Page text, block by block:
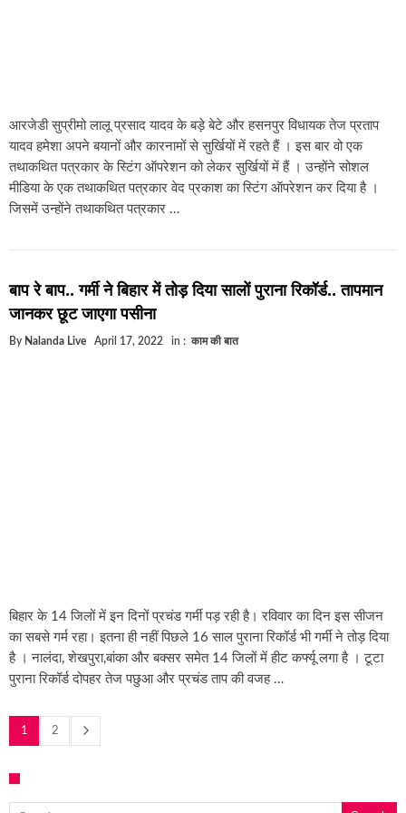
आरजेडी सुप्रीमो लालू प्रसाद यादव के बड़े बेटे और हसनपुर विधायक तेज प्रताप
यादव हमेशा अपने बयानों और कारनामों से सुर्खियों में रहते हैं । इस बार वो एक
तथाकथित पत्रकार के स्टिंग ऑपरेशन को लेकर सुर्खियों में हैं । उन्होंने सोशल
मीडिया के एक तथाकथित पत्रकार वेद प्रकाश का स्टिंग ऑपरेशन कर दिया है ।
जिसमें उन्होंने तथाकथित पत्रकार …
बाप रे बाप.. गर्मी ने बिहार में तोड़ दिया सालों पुराना रिकॉर्ड.. तापमान
जानकर छूट जाएगा पसीना
By Nalanda Live April 17, 2022 in : काम की बात
बिहार के 14 जिलों में इन दिनों प्रचंड गर्मी पड़ रही है। रविवार का दिन इस सीजन
का सबसे गर्म रहा। इतना ही नहीं पिछले 16 साल पुराना रिकॉर्ड भी गर्मी ने तोड़ दिया
है । नालंदा, शेखपुरा,बांका और बक्सर समेत 14 जिलों में हीट कर्फ्यू लगा है । टूटा
पुराना रिकॉर्ड दोपहर तेज पछुआ और प्रचंड ताप की वजह …
1 2
Search for: